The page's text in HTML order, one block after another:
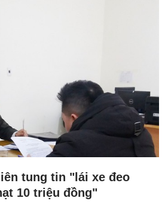
tung tin "lái xe đeo
10 triệu đồng"